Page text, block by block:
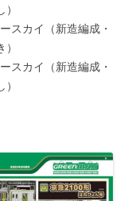
スカイ（新造編成・
スカイ（新造編成・